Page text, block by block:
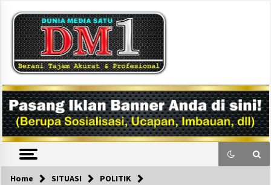
content
DM1
Home SITUASI POLITIK